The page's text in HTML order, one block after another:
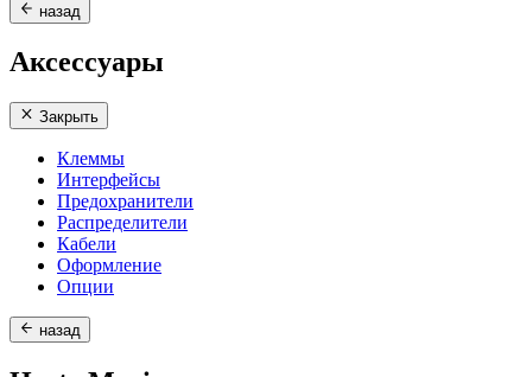
назад
Аксессуары
Закрыть
Клеммы
Интерфейсы
Предохранители
Распределители
Кабели
Оформление
Опции
назад